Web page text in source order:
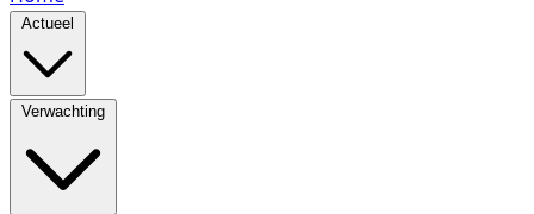
Actueel
Verwachting